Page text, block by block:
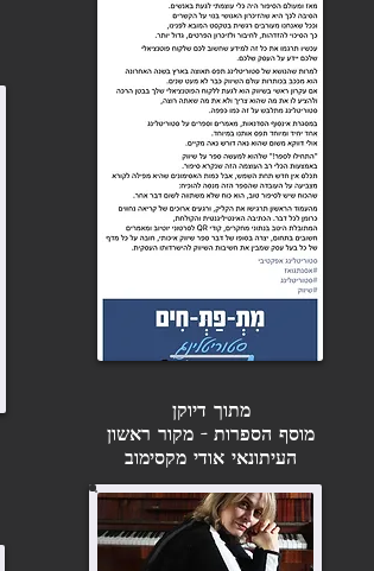
עומדים לחתום על חוזה עם
הוצאה לאור? השידור הזה
בשבילכם!
על חוזים, הסכמים וזכויות יוצרים״:
מתוך דיוקן
מוסף הספרות - מקור ראשון
העיתונאי אודי מקסימוב